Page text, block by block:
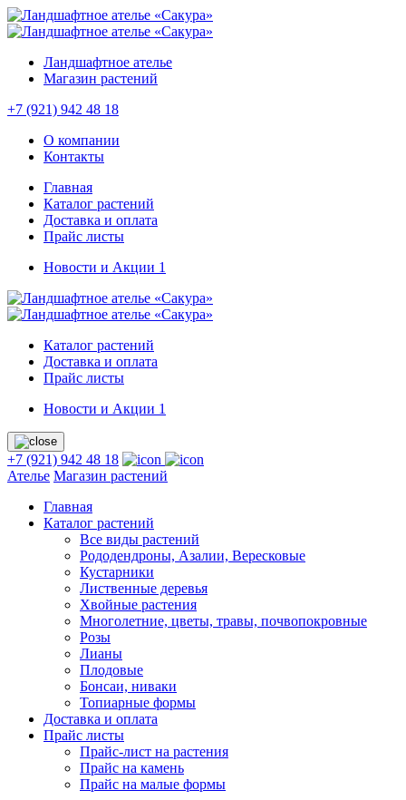
Ландшафтное ателье
Магазин растений
+7 (921) 942 48 18
О компании
Контакты
Главная
Каталог растений
Доставка и оплата
Прайс листы
Новости и Акции 1
Каталог растений
Доставка и оплата
Прайс листы
Новости и Акции 1
+7 (921) 942 48 18
Ателье Магазин растений
Главная
Каталог растений
Все виды растений
Рододендроны, Азалии, Вересковые
Кустарники
Лиственные деревья
Хвойные растения
Многолетние, цветы, травы, почвопокровные
Розы
Лианы
Плодовые
Бонсаи, ниваки
Топиарные формы
Доставка и оплата
Прайс листы
Прайс-лист на растения
Прайс на камень
Прайс на малые формы